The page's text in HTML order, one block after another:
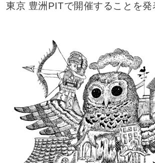
東京 豊洲PITで開催することを発